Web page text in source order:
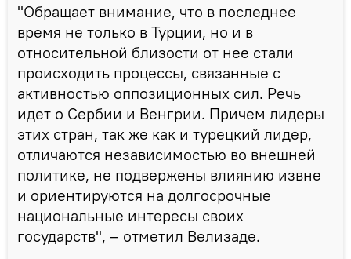
"Обращает внимание, что в последнее
время не только в Турции, но и в
относительной близости от нее стали
происходить процессы, связанные с
активностью оппозиционных сил. Речь
идет о Сербии и Венгрии. Причем лидеры
этих стран, так же как и турецкий лидер,
отличаются независимостью во внешней
политике, не подвержены влиянию извне
и ориентируются на долгосрочные
национальные интересы своих
государств", – отметил Велизаде.